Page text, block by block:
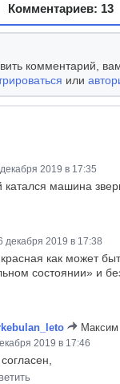
Комментариев: 13
комментарий,
или
2019 в 17:35
катался машина
декабря 2019 в 17:38
как может
состоянии» и
Максим
2019 в 17:46